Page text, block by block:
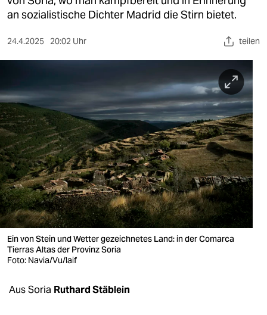
berlin
nord
wahrheit
verlag
verlag
veranstaltungen
shop
an sozialistische Dichter Madrid die Stirn bietet.
24.4.2025 20:02 Uhr teilen
Ein von Stein und Wetter gezeichnetes Land: in der Comarca
Tierras Altas der Provinz Soria
Foto: Navia/Vu/laif
Aus Soria Ruthard Stäblein